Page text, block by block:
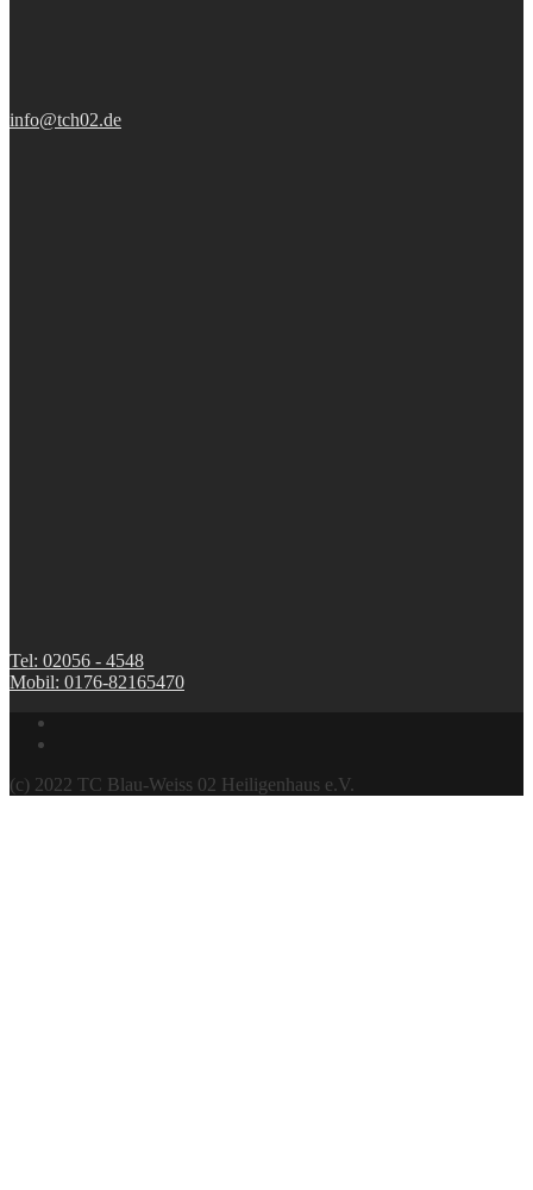
info@tch02.de
Tel: 02056 - 4548
Mobil: 0176-82165470
(c) 2022 TC Blau-Weiss 02 Heiligenhaus e.V.